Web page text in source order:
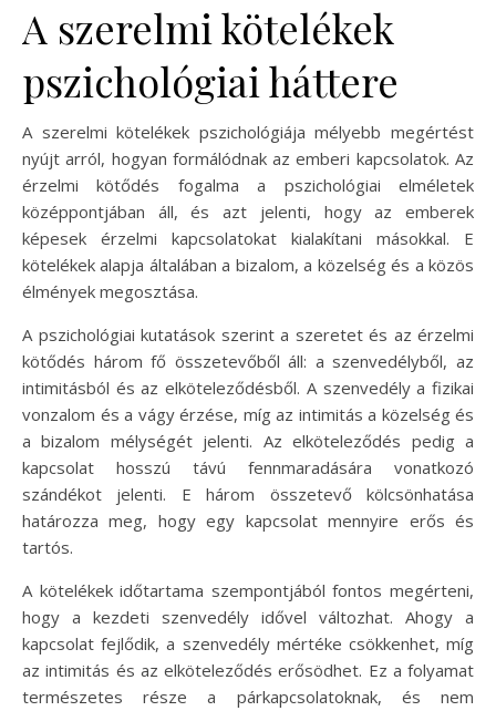
A szerelmi kötelékek
pszichológiai háttere
A szerelmi kötelékek pszichológiája mélyebb megértést
nyújt arról, hogyan formálódnak az emberi kapcsolatok. Az
érzelmi kötődés fogalma a pszichológiai elméletek
középpontjában áll, és azt jelenti, hogy az emberek
képesek érzelmi kapcsolatokat kialakítani másokkal. E
kötelékek alapja általában a bizalom, a közelség és a közös
élmények megosztása.
A pszichológiai kutatások szerint a szeretet és az érzelmi
kötődés három fő összetevőből áll: a szenvedélyből, az
intimitásból és az elköteleződésből. A szenvedély a fizikai
vonzalom és a vágy érzése, míg az intimitás a közelség és
a bizalom mélységét jelenti. Az elköteleződés pedig a
kapcsolat hosszú távú fennmaradására vonatkozó
szándékot jelenti. E három összetevő kölcsönhatása
határozza meg, hogy egy kapcsolat mennyire erős és
tartós.
A kötelékek időtartama szempontjából fontos megérteni,
hogy a kezdeti szenvedély idővel változhat. Ahogy a
kapcsolat fejlődik, a szenvedély mértéke csökkenhet, míg
az intimitás és az elköteleződés erősödhet. Ez a folyamat
természetes része a párkapcsolatoknak, és nem